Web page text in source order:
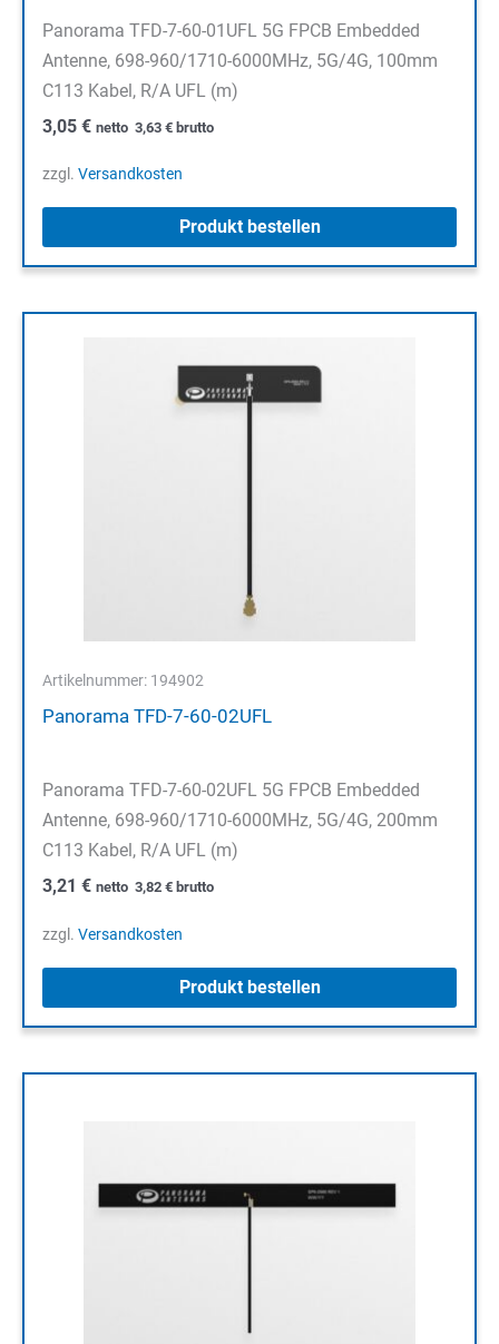
Panorama TFD-7-60-01UFL 5G FPCB Embedded
Antenne, 698-960/1710-6000MHz, 5G/4G, 100mm
C113 Kabel, R/A UFL (m)
3,05 € netto 3,63 € brutto
zzgl. Versandkosten
Produkt bestellen
Artikelnummer: 194902
Panorama TFD-7-60-02UFL
Panorama TFD-7-60-02UFL 5G FPCB Embedded
Antenne, 698-960/1710-6000MHz, 5G/4G, 200mm
C113 Kabel, R/A UFL (m)
3,21 € netto 3,82 € brutto
zzgl. Versandkosten
Produkt bestellen